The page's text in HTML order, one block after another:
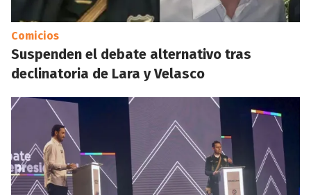
Comicios
Suspenden el debate alternativo tras
declinatoria de Lara y Velasco